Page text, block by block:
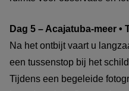
Dag 5 – Acajatuba-meer •
Na het ontbijt vaart u
een tussenstop bij het
Tijdens een begeleide